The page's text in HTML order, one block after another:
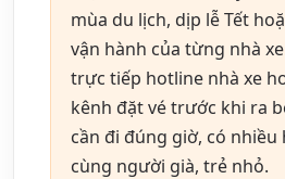
mùa du lịch, dịp lễ Tết
vận hành của từng nhà
trực tiếp hotline nhà xe
kênh đặt vé trước khi ra
cần đi đúng giờ, có nhiều
cùng người già, trẻ nhỏ.